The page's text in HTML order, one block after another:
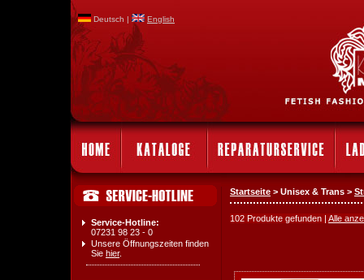
Deutsch | English
Service-Hotline:
07231 98 23 - 0
Unsere Öffnungszeiten finden
Sie hier.
Startseite > Unisex & Trans >
102 Produkte gefunden | Alle